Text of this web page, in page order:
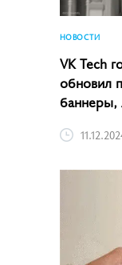
НОВОСТИ
VK Tech
обновил
баннеры,